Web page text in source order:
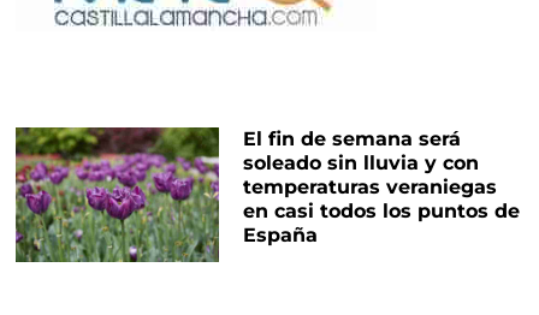
El fin de semana será
soleado sin lluvia y con
temperaturas veraniegas
en casi todos los puntos de
España